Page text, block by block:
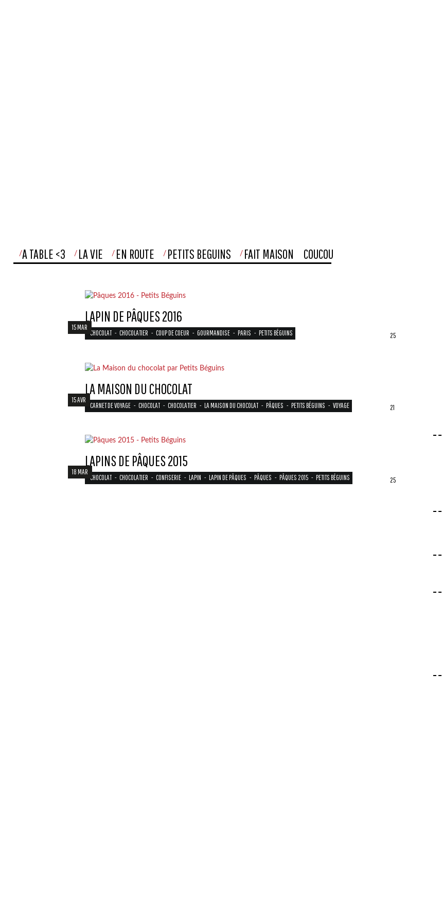
A TABLE <3 LA VIE EN ROUTE PETITS BEGUINS FAIT MAISON COUCOU
15 MAR
LAPIN DE PÂQUES 2016
CHOCOLAT - CHOCOLATIER - COUP DE COEUR - GOURMANDISE - PARIS - PETITS BÉGUINS 25
15 AVR
LA MAISON DU CHOCOLAT
CARNET DE VOYAGE - CHOCOLAT - CHOCOLATIER - LA MAISON DU CHOCOLAT - PÂQUES - PETITS BÉGUINS - VOYAGE 21
18 MAR
LAPINS DE PÂQUES 2015
CHOCOLAT - CHOCOLATIER - CONFISERIE - LAPIN - LAPIN DE PÂQUES - PÂQUES - PÂQUES 2015 - PETITS BÉGUINS 25